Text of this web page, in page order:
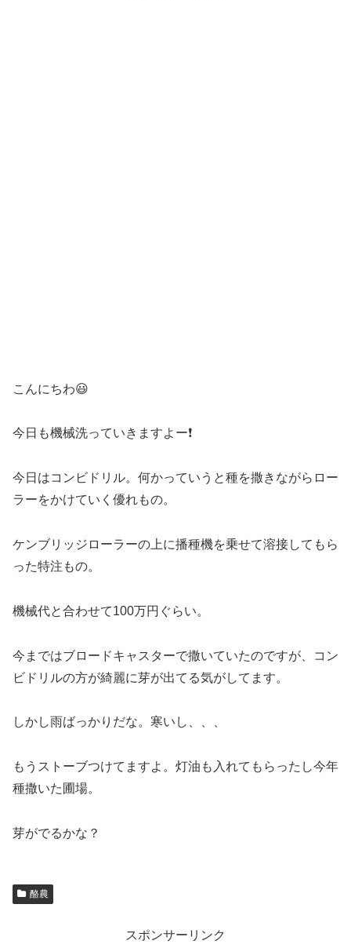
こんにちわ😃
今日も機械洗っていきますよー❗
今日はコンビドリル。何かっていうと種を撒きながらロー
ラーをかけていく優れもの。
ケンブリッジローラーの上に播種機を乗せて溶接してもら
った特注もの。
機械代と合わせて100万円ぐらい。
今まではブロードキャスターで撒いていたのですが、コン
ビドリルの方が綺麗に芽が出てる気がしてます。
しかし雨ばっかりだな。寒いし、、、
もうストーブつけてますよ。灯油も入れてもらったし今年
種撒いた圃場。
芽がでるかな？
酪農
スポンサーリンク